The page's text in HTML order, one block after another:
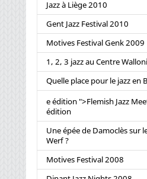
Jazz à Liège 2010
Gent Jazz Festival 2010
Motives Festival Genk 2009
1, 2, 3 jazz au Centre
Quelle place pour le jazz en
e édition ">Flemish Jazz
édition
Une épée de Damoclès sur
Werf ?
Motives Festival 2008